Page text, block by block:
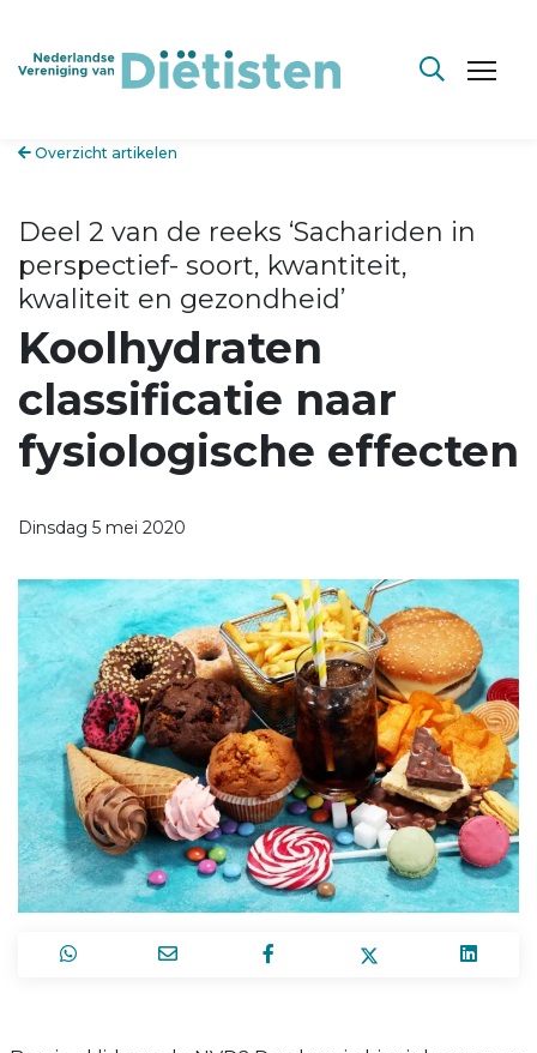
Overzicht artikelen
Deel 2 van de reeks ‘Sachariden in
perspectief- soort, kwantiteit,
kwaliteit en gezondheid’
Koolhydraten
classificatie naar
fysiologische effecten
Dinsdag 5 mei 2020